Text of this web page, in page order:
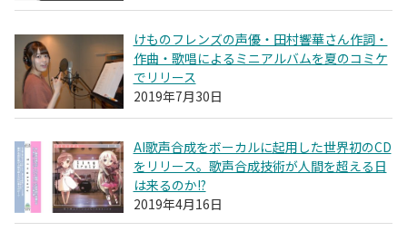
けものフレンズの声優・田村響華さん作詞・
作曲・歌唱によるミニアルバムを夏のコミケ
でリリース
2019年7月30日
AI歌声合成をボーカルに起用した世界初のCD
をリリース。歌声合成技術が人間を超える日
は来るのか!?
2019年4月16日